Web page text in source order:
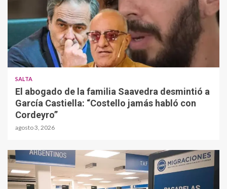
SALTA
El abogado de la familia Saavedra desmintió a
García Castiella: “Costello jamás habló con
Cordeyro”
agosto 3, 2026